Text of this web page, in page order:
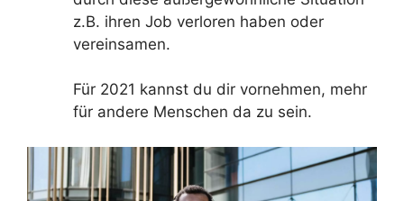
z.B. ihren Job verloren haben oder
vereinsamen.
Für 2021 kannst du dir vornehmen, mehr
für andere Menschen da zu sein.